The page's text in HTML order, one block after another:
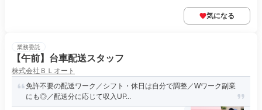
気になる
業務委託
【午前】台車配送スタッフ
株式会社ＢＬオート
免許不要の配送ワーク／シフト・休日は自分で調整／Wワーク副業
にも◎／配送分に応じて収入UP...